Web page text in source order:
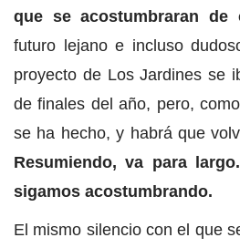
que se acostumbraran de
futuro lejano e incluso
proyecto de Los Jardines se
de finales del año, pero,
se ha hecho, y habrá que
Resumiendo, va para
sigamos acostumbrando.
El mismo silencio con el que